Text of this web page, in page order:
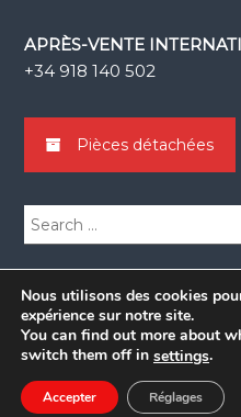
APRÈS-VENTE
+34 918 140 502
Pièces détachées
Search
for:
Copyright
facebook
Nous utilisons des cookies
expérience sur notre site.
You can find out more about
switch them off in settings.
Accepter Réglages